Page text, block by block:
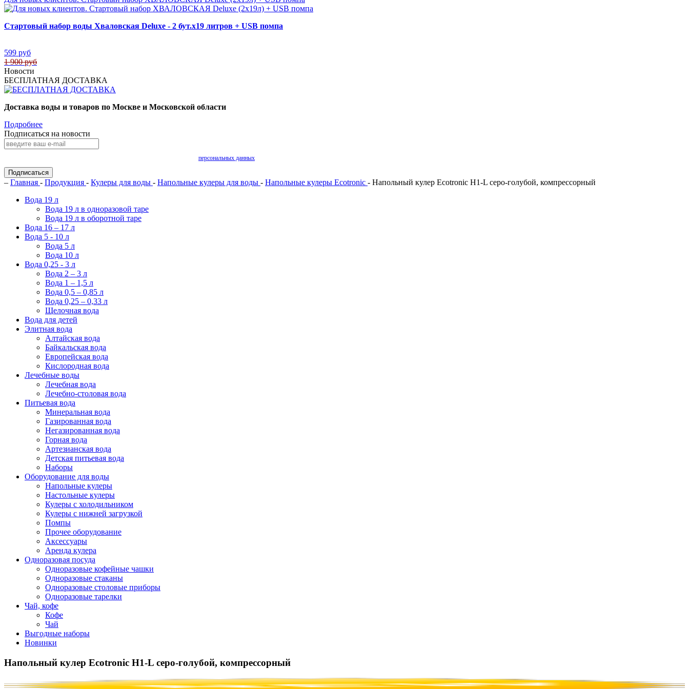
Стартовый набор воды Хваловская Deluxe - 2 бут.х19 литров + USB помпа
599 руб
1 900 руб
Новости
БЕСПЛАТНАЯ ДОСТАВКА
Доставка воды и товаров по Москве и Московской области
Подробнее
Подписаться на новости
персональных данных
Подписаться
– Главная - Продукция - Кулеры для воды - Напольные кулеры для воды - Напольные кулеры Ecotronic - Напольный кулер Ecotronic H1-L серо-голубой, компрессорный
Вода 19 л
Вода 19 л в одноразовой таре
Вода 19 л в оборотной таре
Вода 16 – 17 л
Вода 5 - 10 л
Вода 5 л
Вода 10 л
Вода 0,25 - 3 л
Вода 2 – 3 л
Вода 1 – 1,5 л
Вода 0,5 – 0,85 л
Вода 0,25 – 0,33 л
Щелочная вода
Вода для детей
Элитная вода
Алтайская вода
Байкальская вода
Европейская вода
Кислородная вода
Лечебные воды
Лечебная вода
Лечебно-столовая вода
Питьевая вода
Минеральная вода
Газированная вода
Негазированная вода
Горная вода
Артезианская вода
Детская питьевая вода
Наборы
Оборудование для воды
Напольные кулеры
Настольные кулеры
Кулеры с холодильником
Кулеры с нижней загрузкой
Помпы
Прочее оборудование
Аксессуары
Аренда кулера
Одноразовая посуда
Одноразовые кофейные чашки
Одноразовые стаканы
Одноразовые столовые приборы
Одноразовые тарелки
Чай, кофе
Кофе
Чай
Выгодные наборы
Новинки
Напольный кулер Ecotronic H1-L серо-голубой, компрессорный